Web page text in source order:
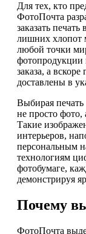
Для тех, кто
ФотоПочта
заказать
лишних хлопот
любой точки
фотопродукции
заказа, а
доставлены в
Выбирая печать
не просто фото,
Такие
интерьеров,
персональным
технологиям
фотобумаге,
демонстрируя
Почему
ФотоПочта